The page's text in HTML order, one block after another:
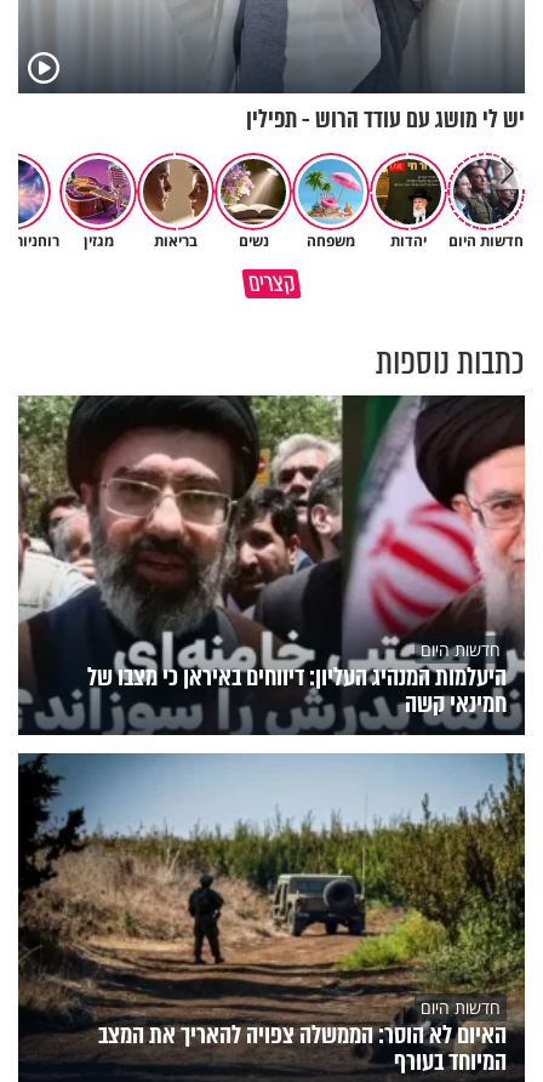
יש לי מושג עם עודד הרוש - תפילין
חדשות היום יהדות משפחה נשים בריאות מגזין רוחניות
קצריםמדוע האמונה נמשלה למלח?
גם ׳הרע׳ זה הרחמים של בורא
כתבות נוספות
חדשות היום
היעלמות המנהיג העליון: דיווחים באיראן כי מצבו של
חמינאי קשה
חדשות היום
האיום לא הוסר: הממשלה צפויה להאריך את המצב
המיוחד בעורף